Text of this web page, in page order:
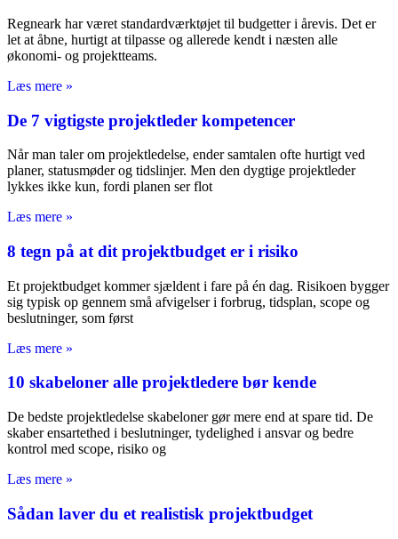
Regneark har været standardværktøjet til budgetter i årevis. Det er
let at åbne, hurtigt at tilpasse og allerede kendt i næsten alle
økonomi- og projektteams.
Læs mere »
De 7 vigtigste projektleder kompetencer
Når man taler om projektledelse, ender samtalen ofte hurtigt ved
planer, statusmøder og tidslinjer. Men den dygtige projektleder
lykkes ikke kun, fordi planen ser flot
Læs mere »
8 tegn på at dit projektbudget er i risiko
Et projektbudget kommer sjældent i fare på én dag. Risikoen bygger
sig typisk op gennem små afvigelser i forbrug, tidsplan, scope og
beslutninger, som først
Læs mere »
10 skabeloner alle projektledere bør kende
De bedste projektledelse skabeloner gør mere end at spare tid. De
skaber ensartethed i beslutninger, tydelighed i ansvar og bedre
kontrol med scope, risiko og
Læs mere »
Sådan laver du et realistisk projektbudget